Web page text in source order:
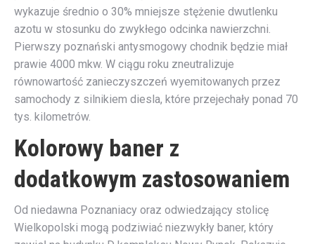
wykazuje średnio o 30% mniejsze stężenie dwutlenku
azotu w stosunku do zwykłego odcinka nawierzchni.
Pierwszy poznański antysmogowy chodnik będzie miał
prawie 4000 mkw. W ciągu roku zneutralizuje
równowartość zanieczyszczeń wyemitowanych przez
samochody z silnikiem diesla, które przejechały ponad 70
tys. kilometrów.
Kolorowy baner z
dodatkowym zastosowaniem
Od niedawna Poznaniacy oraz odwiedzający stolicę
Wielkopolski mogą podziwiać niezwykły baner, który